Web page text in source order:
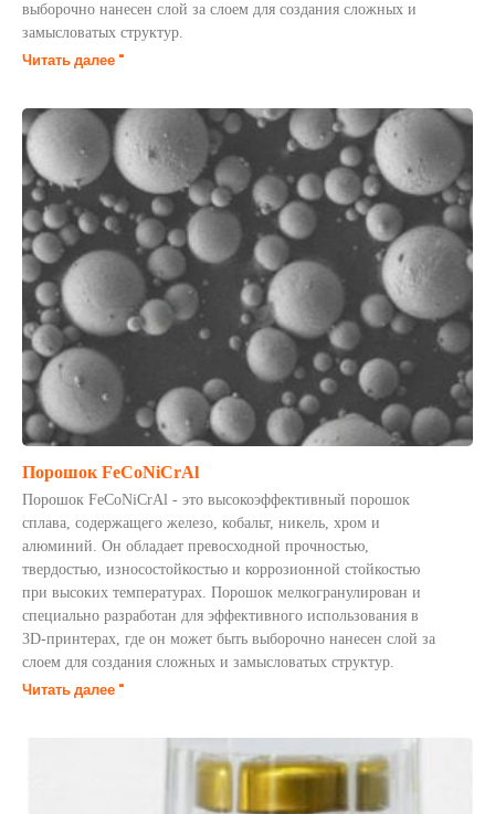
выборочно нанесен слой за слоем для создания сложных и
замысловатых структур.
Читать далее "
Порошок FeCoNiCrAl
Порошок FeCoNiCrAl - это высокоэффективный порошок
сплава, содержащего железо, кобальт, никель, хром и
алюминий. Он обладает превосходной прочностью,
твердостью, износостойкостью и коррозионной стойкостью
при высоких температурах. Порошок мелкогранулирован и
специально разработан для эффективного использования в
3D-принтерах, где он может быть выборочно нанесен слой за
слоем для создания сложных и замысловатых структур.
Читать далее "